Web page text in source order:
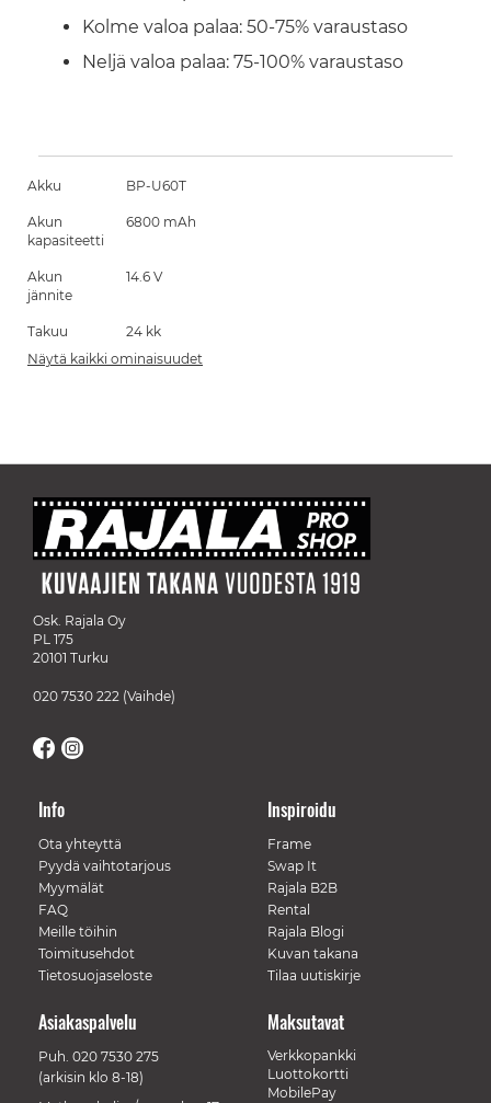
Kolme valoa palaa: 50-75% varaustaso
Neljä valoa palaa: 75-100% varaustaso
Akku BP-U60T
Akun
kapasiteetti
6800 mAh
Akun
jännite
14.6 V
Takuu
24 kk
Näytä kaikki ominaisuudet
Osk. Rajala Oy
PL 175
20101 Turku
020 7530 222 (Vaihde)
Info
Ota yhteyttä
Pyydä vaihtotarjous
Myymälät
FAQ
Meille töihin
Toimitusehdot
Tietosuojaseloste
Inspiroidu
Frame
Swap It
Rajala B2B
Rental
Rajala Blogi
Kuvan takana
Tilaa uutiskirje
Maksutavat
Verkkopankki
Luottokortti
MobilePay
Asiakaspalvelu
Puh. 020 7530 275
(arkisin klo 8-18)